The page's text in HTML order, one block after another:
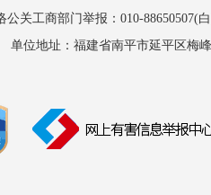
公关工商部门举报：010-88650507(
单位地址：福建省南平市延平区梅